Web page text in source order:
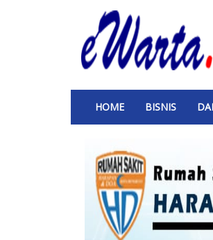
Main
navigation
HOME BISNIS